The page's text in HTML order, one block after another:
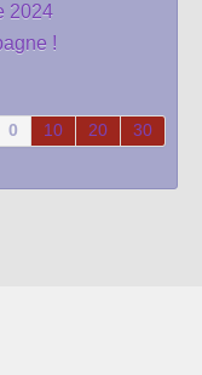
2024
!
0 10 20 30